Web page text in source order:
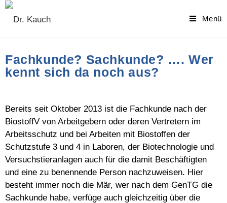
Skip
Menü
Fachkunde? Sachkunde? …. Wer
kennt sich da noch aus?
Bereits seit Oktober 2013 ist die Fachkunde nach der
BiostoffV von Arbeitgebern oder deren Vertretern im
Arbeitsschutz und bei Arbeiten mit Biostoffen der
Schutzstufe 3 und 4 in Laboren, der Biotechnologie und
Versuchstieranlagen auch für die damit Beschäftigten
und eine zu benennende Person nachzuweisen. Hier
besteht immer noch die Mär, wer nach dem GenTG die
Sachkunde habe, verfüge auch gleichzeitig über die